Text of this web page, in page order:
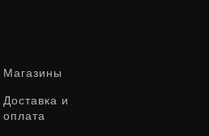
Магазины
Доставка и
оплата